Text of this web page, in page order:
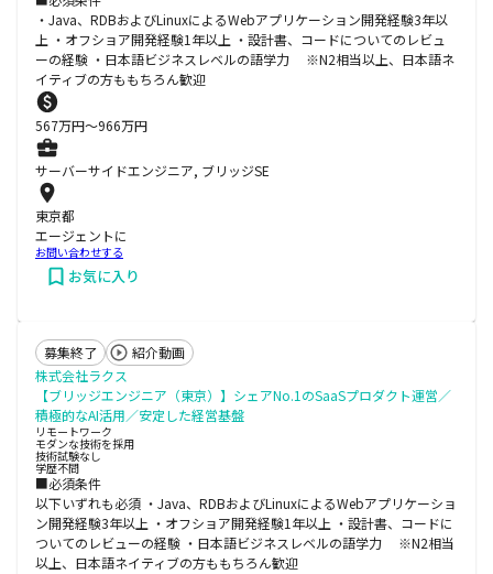
・Java、RDBおよびLinuxによるWebアプリケーション開発経験3年以
上 ・オフショア開発経験1年以上 ・設計書、コードについてのレビュ
ーの経験 ・日本語ビジネスレベルの語学力 ※N2相当以上、日本語ネ
イティブの方ももちろん歓迎
567万円〜966万円
サーバーサイドエンジニア, ブリッジSE
東京都
エージェントに
お問い合わせする
お気に入り
募集終了
紹介動画
株式会社ラクス
【ブリッジエンジニア（東京）】シェアNo.1のSaaSプロダクト運営／
積極的なAI活用／安定した経営基盤
リモートワーク
モダンな技術を採用
技術試験なし
学歴不問
■必須条件
以下いずれも必須 ・Java、RDBおよびLinuxによるWebアプリケーショ
ン開発経験3年以上 ・オフショア開発経験1年以上 ・設計書、コードに
ついてのレビューの経験 ・日本語ビジネスレベルの語学力 ※N2相当
以上、日本語ネイティブの方ももちろん歓迎